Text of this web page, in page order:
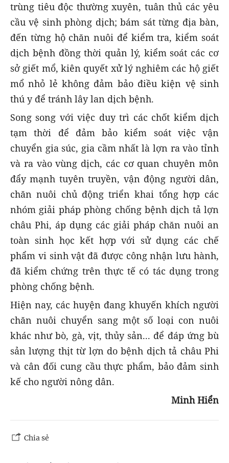
trùng tiêu độc thường xuyên, tuân thủ các yêu
cầu vệ sinh phòng dịch; bám sát từng địa bàn,
đến từng hộ chăn nuôi để kiểm tra, kiểm soát
dịch bệnh đồng thời quản lý, kiểm soát các cơ
sở giết mổ, kiên quyết xử lý nghiêm các hộ giết
mổ nhỏ lẻ không đảm bảo điều kiện vệ sinh
thú y để tránh lây lan dịch bệnh.
Song song với việc duy trì các chốt kiểm dịch
tạm thời để đảm bảo kiểm soát việc vận
chuyển gia súc, gia cầm nhất là lợn ra vào tỉnh
và ra vào vùng dịch, các cơ quan chuyên môn
đẩy mạnh tuyên truyền, vận động người dân,
chăn nuôi chủ động triển khai tổng hợp các
nhóm giải pháp phòng chống bệnh dịch tả lợn
châu Phi, áp dụng các giải pháp chăn nuôi an
toàn sinh học kết hợp với sử dụng các chế
phẩm vi sinh vật đã được công nhận lưu hành,
đã kiểm chứng trên thực tế có tác dụng trong
phòng chống bệnh.
Hiện nay, các huyện đang khuyến khích người
chăn nuôi chuyển sang một số loại con nuôi
khác như bò, gà, vịt, thủy sản... để đáp ứng bù
sản lượng thịt từ lợn do bệnh dịch tả châu Phi
và cân đối cung cầu thực phẩm, bảo đảm sinh
kế cho người nông dân.
Minh Hiển
Chia sẻ